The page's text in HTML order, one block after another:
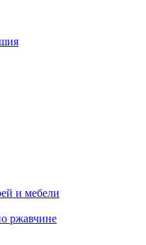
и мебели
ржавчине